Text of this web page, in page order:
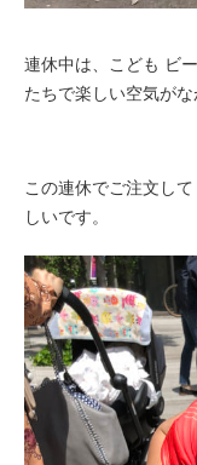
連休中は、こども ビ
たちで楽しい空気がな
この連休でご注文し
しいです。